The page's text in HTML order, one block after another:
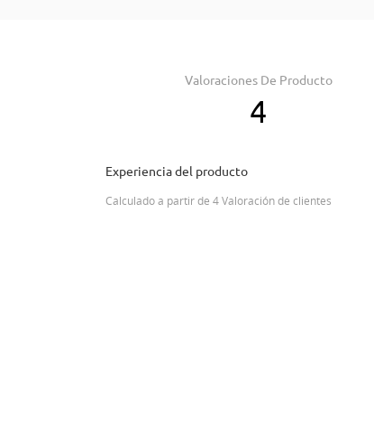
Valoraciones De Producto
4
Experiencia del producto
Calculado a partir de 4 Valoración de clientes